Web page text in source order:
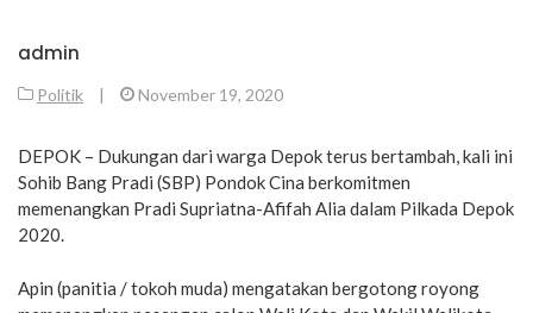
admin
Politik | November 19, 2020
DEPOK – Dukungan dari warga Depok terus bertambah, kali ini
Sohib Bang Pradi (SBP) Pondok Cina berkomitmen
memenangkan Pradi Supriatna-Afifah Alia dalam Pilkada Depok
2020.
Apin (panitia / tokoh muda) mengatakan bergotong royong